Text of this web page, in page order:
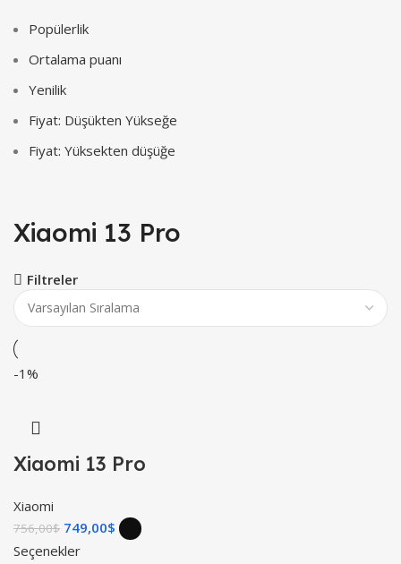
Popülerlik
Ortalama puanı
Yenilik
Fiyat: Düşükten Yükseğe
Fiyat: Yüksekten düşüğe
Xiaomi 13 Pro
Filtreler
-1%
Xiaomi 13 Pro
Xiaomi
756,00$ 749,00$
Seçenekler